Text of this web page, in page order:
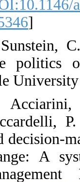
]
politics
University
decision-
A